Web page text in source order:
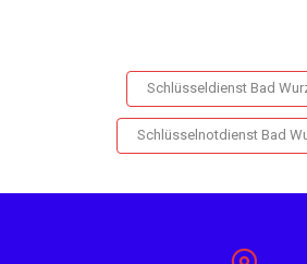
Schlüsseldienst Bad
Schlüsselnotdienst Bad